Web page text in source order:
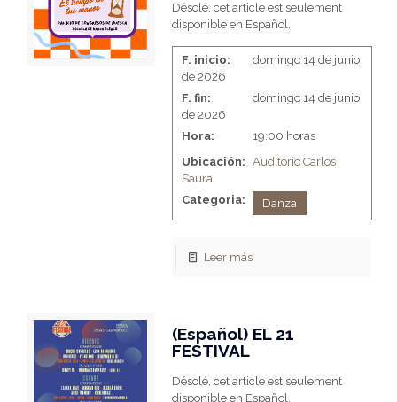
Désolé, cet article est seulement
disponible en Español.
F. inicio:
domingo 14 de junio
de 2026
F. fin:
domingo 14 de junio
de 2026
Hora:
19:00 horas
Ubicación: Auditorio Carlos
Saura
Categoria:
Danza
Leer más
(Español) EL 21
FESTIVAL
Désolé, cet article est seulement
disponible en Español.